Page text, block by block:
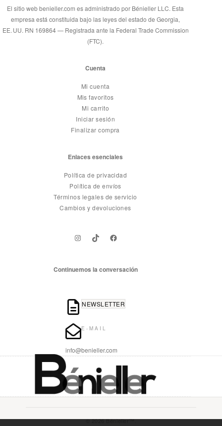
El sitio web benieller.com es administrado por Bénieller LLC. Esta
empresa está constituida bajo las leyes del estado de Georgia,
EE. UU. RN 169864 — Registrada ante la Federal Trade Commission
(FTC).
Cuenta
Mi cuenta
Mis favoritos
Mi carrito
Iniciar sesión
Finalizar compra
Enlaces esenciales
Política de privacidad
Política de envíos
Términos legales de servicio
Cambios y devoluciones
InstagramTikTokFacebook
Continuemos la conversación
NEWSLETTER
E-MAIL
info@benieller.com
© 2026 Bénieller™.